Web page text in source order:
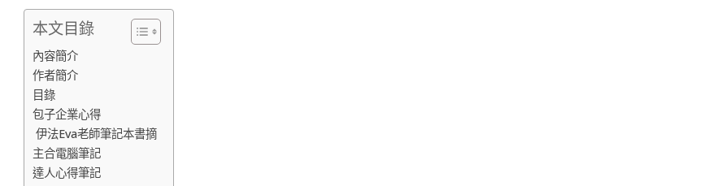
本文目錄
內容簡介
作者簡介
目錄
包子企業心得
伊法Eva老師筆記本書摘
主合電腦筆記
達人心得筆記